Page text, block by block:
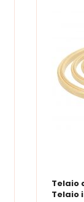
Telaio
Telaio